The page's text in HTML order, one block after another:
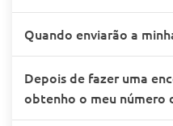
Quando enviarão a
Depois de fazer uma
obtenho o meu número